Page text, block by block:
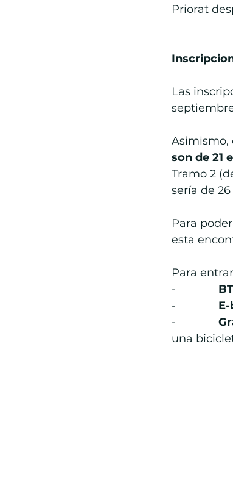
Priorat
Las
Asimismo,
son de 21
Tramo 2
sería de
Para
esta
Para
-
-
-
una